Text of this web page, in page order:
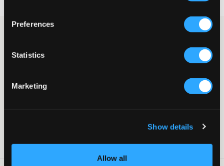
Preferences
Statistics
Marketing
Show details
Allow all
Wit korthemd van een linnenmix van Grunt. Het overhemd heeft
een zak.
Kraag
SKU:112476-002